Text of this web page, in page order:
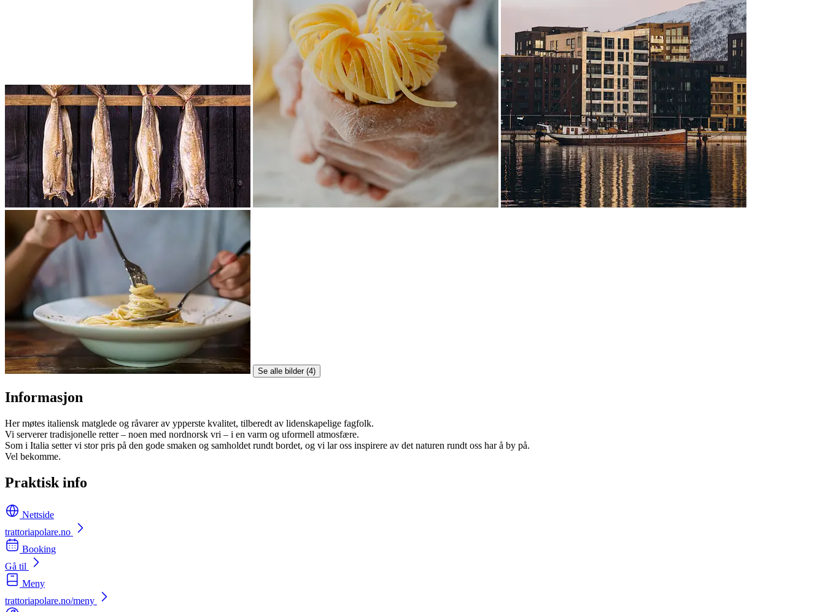
Se alle bilder (4)
Informasjon
Her møtes italiensk matglede og råvarer av ypperste kvalitet, tilberedt av lidenskapelige fagfolk.
Vi serverer tradisjonelle retter – noen med nordnorsk vri – i en varm og uformell atmosfære.
Som i Italia setter vi stor pris på den gode smaken og samholdet rundt bordet, og vi lar oss inspirere av det naturen rundt oss har å by på.
Vel bekomme.
Praktisk info
Nettside
trattoriapolare.no
Booking
Gå til
Meny
trattoriapolare.no/meny